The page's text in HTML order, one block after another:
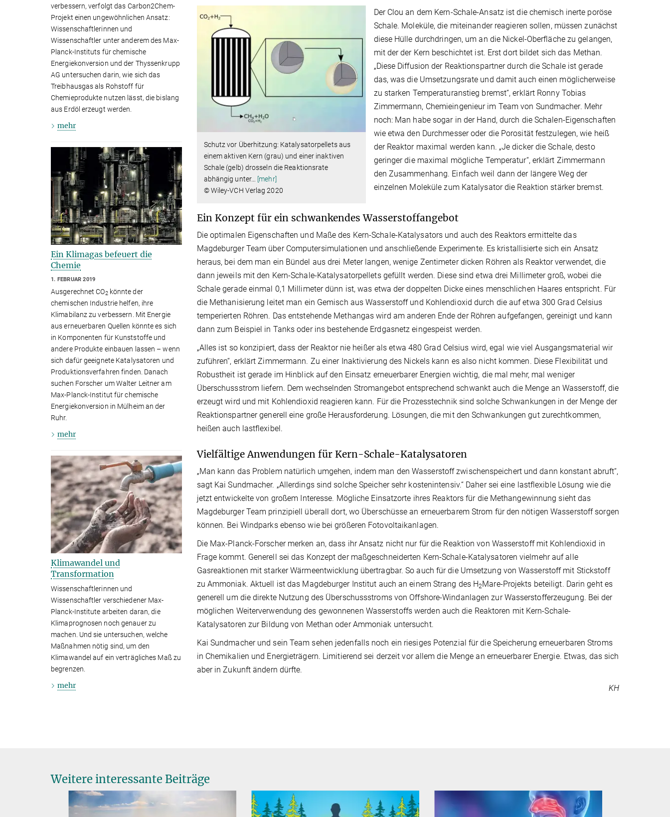
Schutz vor Überhitzung: Katalysatorpellets aus
einem aktiven Kern (grau) und einer inaktiven
Schale (gelb) drosseln die Reaktionsrate
abhängig unter…
[mehr]
© Wiley-VCH Verlag 2020
Der Clou an dem Kern-Schale-Ansatz ist die chemisch inerte poröse
Schale. Moleküle, die miteinander reagieren sollen, müssen zunächst
diese Hülle durchdringen, um an die Nickel-Oberfläche zu gelangen,
mit der der Kern beschichtet ist. Erst dort bildet sich das Methan.
„Diese Diffusion der Reaktionspartner durch die Schale ist gerade
das, was die Umsetzungsrate und damit auch einen möglicherweise
zu starken Temperaturanstieg bremst“, erklärt Ronny Tobias
Zimmermann, Chemieingenieur im Team von Sundmacher. Mehr
noch: Man habe sogar in der Hand, durch die Schalen-Eigenschaften
wie etwa den Durchmesser oder die Porosität festzulegen, wie heiß
der Reaktor maximal werden kann. „Je dicker die Schale, desto
geringer die maximal mögliche Temperatur“, erklärt Zimmermann
den Zusammenhang. Einfach weil dann der längere Weg der
einzelnen Moleküle zum Katalysator die Reaktion stärker bremst.
Ein Konzept für ein schwankendes Wasserstoffangebot
Die optimalen Eigenschaften und Maße des Kern-Schale-Katalysators und auch des Reaktors ermittelte das
Magdeburger Team über Computersimulationen und anschließende Experimente. Es kristallisierte sich ein Ansatz
heraus, bei dem man ein Bündel aus drei Meter langen, wenige Zentimeter dicken Röhren als Reaktor verwendet, die
dann jeweils mit den Kern-Schale-Katalysatorpellets gefüllt werden. Diese sind etwa drei Millimeter groß, wobei die
Schale gerade einmal 0,1 Millimeter dünn ist, was etwa der doppelten Dicke eines menschlichen Haares entspricht. Für
die Methanisierung leitet man ein Gemisch aus Wasserstoff und Kohlendioxid durch die auf etwa 300 Grad Celsius
temperierten Röhren. Das entstehende Methangas wird am anderen Ende der Röhren aufgefangen, gereinigt und kann
dann zum Beispiel in Tanks oder ins bestehende Erdgasnetz eingespeist werden.
„Alles ist so konzipiert, dass der Reaktor nie heißer als etwa 480 Grad Celsius wird, egal wie viel Ausgangsmaterial wir
zuführen“, erklärt Zimmermann. Zu einer Inaktivierung des Nickels kann es also nicht kommen. Diese Flexibilität und
Robustheit ist gerade im Hinblick auf den Einsatz erneuerbarer Energien wichtig, die mal mehr, mal weniger
Überschussstrom liefern. Dem wechselnden Stromangebot entsprechend schwankt auch die Menge an Wasserstoff, die
erzeugt wird und mit Kohlendioxid reagieren kann. Für die Prozesstechnik sind solche Schwankungen in der Menge der
Reaktionspartner generell eine große Herausforderung. Lösungen, die mit den Schwankungen gut zurechtkommen,
heißen auch lastflexibel.
Vielfältige Anwendungen für Kern-Schale-Katalysatoren
„Man kann das Problem natürlich umgehen, indem man den Wasserstoff zwischenspeichert und dann konstant abruft“,
sagt Kai Sundmacher. „Allerdings sind solche Speicher sehr kostenintensiv.“ Daher sei eine lastflexible Lösung wie die
jetzt entwickelte von großem Interesse. Mögliche Einsatzorte ihres Reaktors für die Methangewinnung sieht das
Magdeburger Team prinzipiell überall dort, wo Überschüsse an erneuerbarem Strom für den nötigen Wasserstoff sorgen
können. Bei Windparks ebenso wie bei größeren Fotovoltaikanlagen.
Die Max-Planck-Forscher merken an, dass ihr Ansatz nicht nur für die Reaktion von Wasserstoff mit Kohlendioxid in
Frage kommt. Generell sei das Konzept der maßgeschneiderten Kern-Schale-Katalysatoren vielmehr auf alle
Gasreaktionen mit starker Wärmeentwicklung übertragbar. So auch für die Umsetzung von Wasserstoff mit Stickstoff
zu Ammoniak. Aktuell ist das Magdeburger Institut auch an einem Strang des H2Mare-Projekts beteiligt. Darin geht es
generell um die direkte Nutzung des Überschussstroms von Offshore-Windanlagen zur Wasserstofferzeugung. Bei der
möglichen Weiterverwendung des gewonnenen Wasserstoffs werden auch die Reaktoren mit Kern-Schale-
Katalysatoren zur Bildung von Methan oder Ammoniak untersucht.
Kai Sundmacher und sein Team sehen jedenfalls noch ein riesiges Potenzial für die Speicherung erneuerbaren Stroms
in Chemikalien und Energieträgern. Limitierend sei derzeit vor allem die Menge an erneuerbarer Energie. Etwas, das sich
aber in Zukunft ändern dürfte.
KH
verbessern, verfolgt das Carbon2Chem-
Projekt einen ungewöhnlichen Ansatz:
Wissenschaftlerinnen und
Wissenschaftler unter anderem des Max-
Planck-Instituts für chemische
Energiekonversion und der Thyssenkrupp
AG untersuchen darin, wie sich das
Treibhausgas als Rohstoff für
Chemieprodukte nutzen lässt, die bislang
aus Erdöl erzeugt werden.
mehr
Ein Klimagas befeuert die
Chemie
1. FEBRUAR 2019
Ausgerechnet CO2könnte der
chemischen Industrie helfen, ihre
Klimabilanz zu verbessern. Mit Energie
aus erneuerbaren Quellen könnte es sich
in Komponenten für Kunststoffe und
andere Produkte einbauen lassen – wenn
sich dafür geeignete Katalysatoren und
Produktionsverfahren finden. Danach
suchen Forscher um Walter Leitner am
Max-Planck-Institut für chemische
Energiekonversion in Mülheim an der
Ruhr.
mehr
Klimawandel und
Transformation
Wissenschaftlerinnen und
Wissenschaftler verschiedener Max-
Planck-Institute arbeiten daran, die
Klimaprognosen noch genauer zu
machen. Und sie untersuchen, welche
Maßnahmen nötig sind, um den
Klimawandel auf ein verträgliches Maß zu
begrenzen.
mehr
Weitere interessante Beiträge